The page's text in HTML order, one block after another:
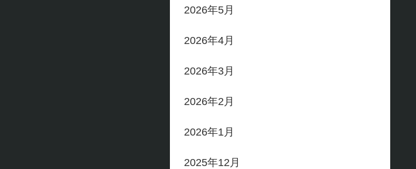
2026年5月
2026年4月
2026年3月
2026年2月
2026年1月
2025年12月